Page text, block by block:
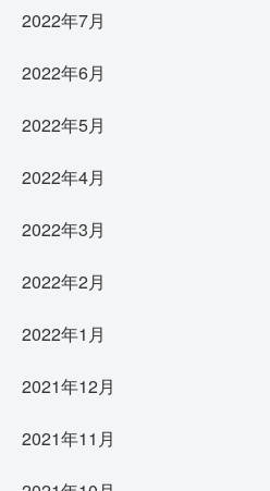
2022年7月
2022年6月
2022年5月
2022年4月
2022年3月
2022年2月
2022年1月
2021年12月
2021年11月